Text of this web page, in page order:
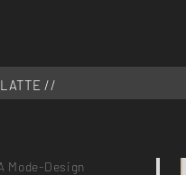
//
Zieten
Mode-Design